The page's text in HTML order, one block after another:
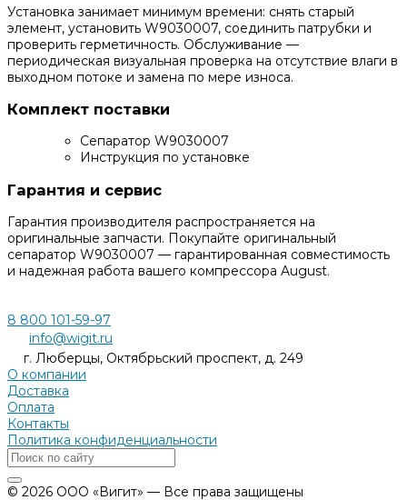
Установка занимает минимум времени: снять старый
элемент, установить W9030007, соединить патрубки и
проверить герметичность. Обслуживание —
периодическая визуальная проверка на отсутствие влаги в
выходном потоке и замена по мере износа.
Комплект поставки
Сепаратор W9030007
Инструкция по установке
Гарантия и сервис
Гарантия производителя распространяется на
оригинальные запчасти. Покупайте оригинальный
сепаратор W9030007 — гарантированная совместимость
и надежная работа вашего компрессора August.
8 800 101-59-97
info@wigit.ru
г. Люберцы, Октябрьский проспект, д. 249
О компании
Доставка
Оплата
Контакты
Политика конфиденциальности
© 2026 ООО «Вигит» — Все права защищены